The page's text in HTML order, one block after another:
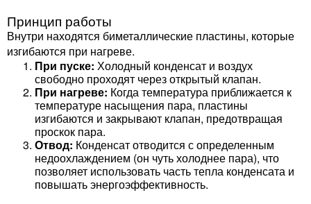
Принцип работы
Внутри находятся биметаллические пластины, которые
изгибаются при нагреве.
При пуске: Холодный конденсат и воздух
свободно проходят через открытый клапан.
При нагреве: Когда температура приближается к
температуре насыщения пара, пластины
изгибаются и закрывают клапан, предотвращая
проскок пара.
Отвод: Конденсат отводится с определенным
недоохлаждением (он чуть холоднее пара), что
позволяет использовать часть тепла конденсата и
повышать энергоэффективность.